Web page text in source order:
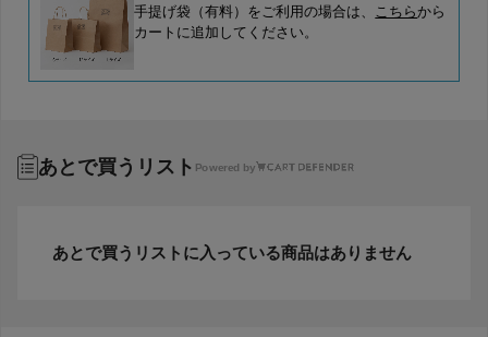
手提げ袋（有料）をご利用の場合は、 こちらから
カートに追加してください。
あとで買うリスト Powered by
あとで買うリストに入っている商品はありません